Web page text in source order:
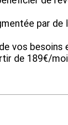
par
vos
de 189€/